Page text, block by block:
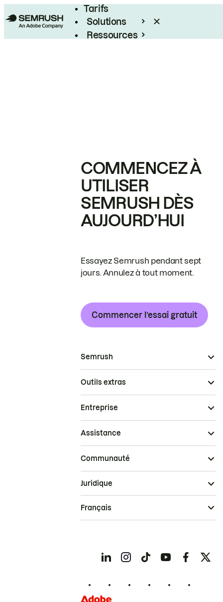
Tarifs
Solutions
Ressources
COMMENCEZ À
UTILISER
SEMRUSH DÈS
AUJOURD’HUI
Essayez Semrush pendant sept
jours. Annulez à tout moment.
Commencer l’essai gratuit
Semrush
Outils extras
Entreprise
Assistance
Communauté
Juridique
Français